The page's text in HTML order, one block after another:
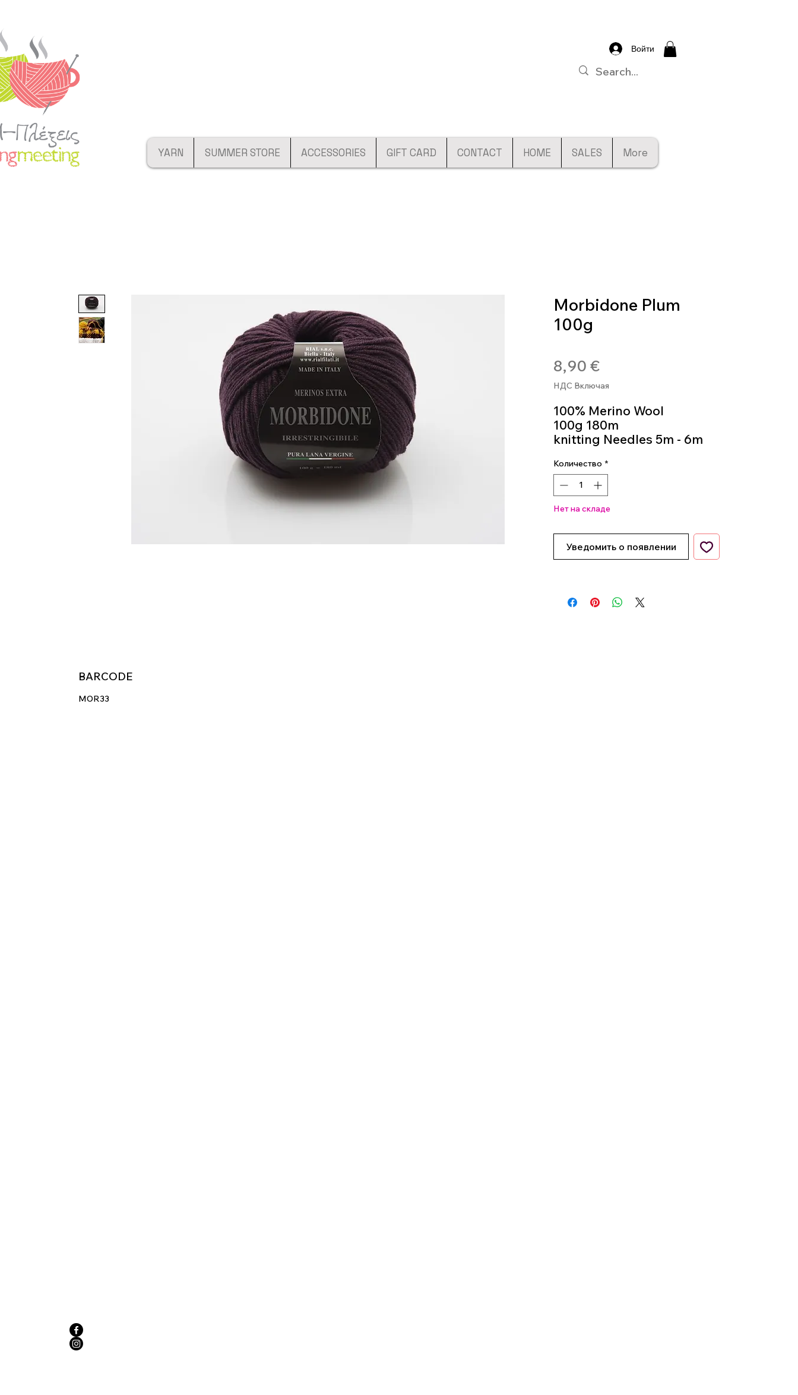
Войти
YARN SUMMER STORE ACCESSORIES GIFT CARD CONTACT HOME SALES More
Morbidone Plum
100g
8,90 €Цена
НДС Включая
100% Merino Wool
100g 180m
knitting Needles 5m - 6m
Количество *
Нет на складе
Уведомить о появлении
BARCODE
MOR33